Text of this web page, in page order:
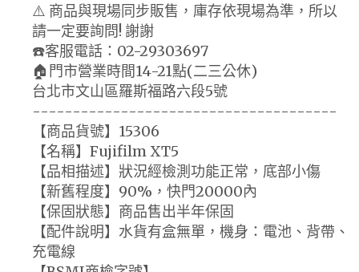
⚠️ 商品與現場同步販售，庫存依現場為準，所以
請一定要詢問! 謝謝
☎️客服電話：02-29303697
🏠門市營業時間14-21點(二三公休)
台北市文山區羅斯福路六段5號
--------------------------------------
【商品貨號】15306
【名稱】Fujifilm XT5
【品相描述】狀況經檢測功能正常，底部小傷
【新舊程度】90%，快門20000內
【保固狀態】商品售出半年保固
【配件說明】水貨有盒無單，機身：電池、背帶、
充電線